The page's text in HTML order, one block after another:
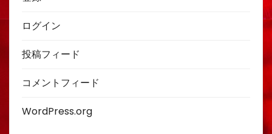
ログイン
投稿フィード
コメントフィード
WordPress.org